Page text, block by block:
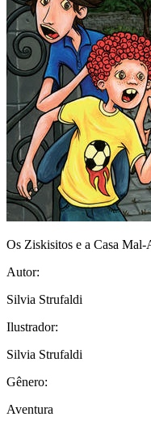
Os Ziskisitos e a Casa Mal-
Autor:
Silvia Strufaldi
Ilustrador:
Silvia Strufaldi
Gênero:
Aventura